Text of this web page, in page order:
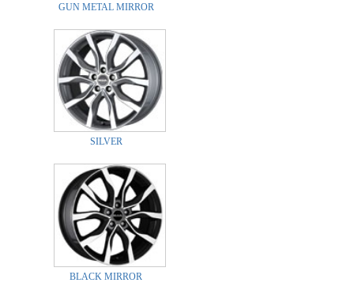
GUN METAL MIRROR
SILVER
BLACK MIRROR